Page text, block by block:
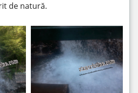
de natură.